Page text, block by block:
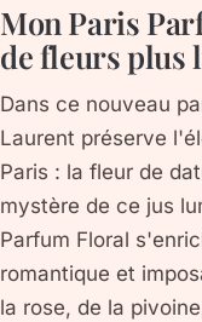
Mon Paris
de fleurs plus
Dans ce nouveau
Laurent préserve
Paris : la fleur de
mystère de ce jus
Parfum Floral
romantique et
la rose, de la